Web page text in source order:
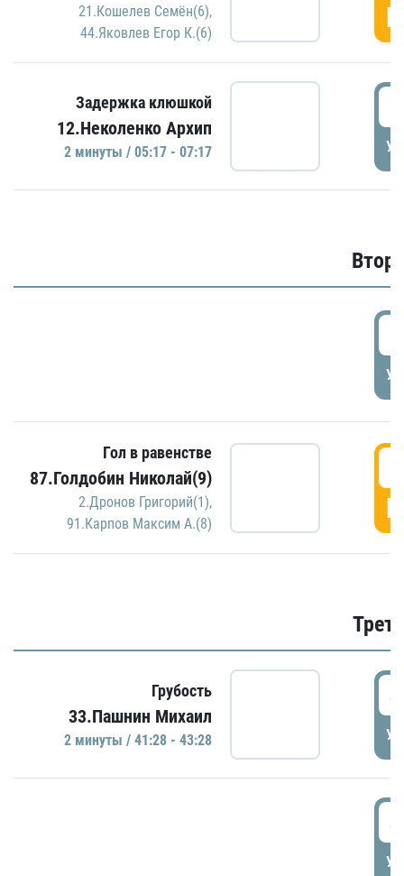
21.Кошелев Семён(6),
44.Яковлев Егор К.(6)
Задержка клюшкой
12.Неколенко Архип
2 минуты / 05:17 - 07:17
Гол в равенстве
87.Голдобин Николай(9)
2.Дронов Григорий(1),
91.Карпов Максим А.(8)
Грубость
33.Пашнин Михаил
2 минуты / 41:28 - 43:28